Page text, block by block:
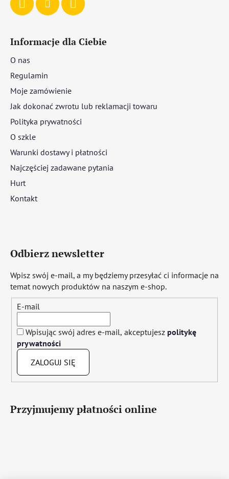
Informacje dla Ciebie
O nas
Regulamin
Moje zamówienie
Jak dokonać zwrotu lub reklamacji towaru
Polityka prywatności
O szkle
Warunki dostawy i płatności
Najczęściej zadawane pytania
Hurt
Kontakt
Odbierz newsletter
Wpisz swój e-mail, a my będziemy przesyłać ci informacje na
temat nowych produktów na naszym e-shop.
E-mail
Wpisując swój adres e-mail, akceptujesz politykę
prywatności
ZALOGUJ SIĘ
Przyjmujemy płatności online